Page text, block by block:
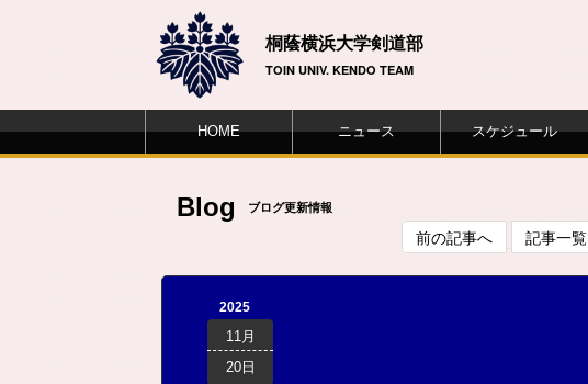
桐蔭横浜大学剣道部
TOIN UNIV. KENDO TEAM
HOME ニュース スケジュール
Blog ブログ更新情報
前の記事へ 記事一覧
2025
11月
20日